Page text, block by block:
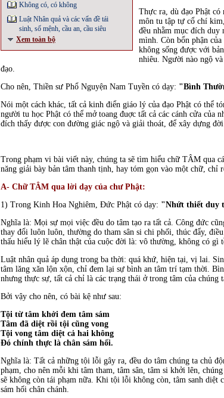
Không có, có không
Luật Nhân quả và các vấn đề tái
sinh, số mệnh, cầu an, cầu siêu
Xem toàn bộ
Thực ra, dù đạo Phật
môn tu tập tự cổ chí
đều nhằm mục đích
mình. Còn bổn phận
không sống được với
nhiêu. Người nào ngộ
đạo.
Cho nên, Thiền sư Phổ Nguyện Nam Tuyền có dạy: "Bình
Nói một cách khác, tất cả kinh điển giáo lý của đạo Phật có thể
người tu học Phật có thể mở toang đuợc tất cả các cánh cửa
đích thấy được con đường giác ngộ và giải thoát, để xây dựng
Trong phạm vi bài viết này, chúng ta sẽ tìm hiểu chữ TÂM qua
năng giải bày bản tâm thanh tịnh, hay tóm gọn vào một chữ,
A- Chữ TÂM qua lời dạy của chư Phật:
1) Trong Kinh Hoa Nghiêm, Ðức Phật có dạy: "Nhứt thiết duy
Nghĩa là: Mọi sự mọi việc đều do tâm tạo ra tất cả. Công đức
thay đổi luôn luôn, thường do tham sân si chi phối, thúc đẩy,
thấu hiểu lý lẽ chân thật của cuộc đời là: vô thường, không có
Luật nhân quả áp dụng trong ba thời: quá khứ, hiện tại, vị lai.
tâm lăng xăn lộn xộn, chỉ đem lại sự bình an tâm trí tạm thời.
nhưng thực sự, tất cả chỉ là các trạng thái ở trong tâm của chúng
Bởi vậy cho nên, có bài kệ như sau:
Tội từ tâm khởi đem tâm sám
Tâm đã diệt rồi tội cũng vong
Tội vong tâm diệt cả hai không
Ðó chính thực là chân sám hối.
Nghĩa là: Tất cả những tội lỗi gây ra, đều do tâm chúng ta chủ
phạm, cho nên mỗi khi tâm tham, tâm sân, tâm si khởi lên,
sẽ không còn tái phạm nữa. Khi tội lỗi không còn, tâm sanh
sám hối chân chánh.